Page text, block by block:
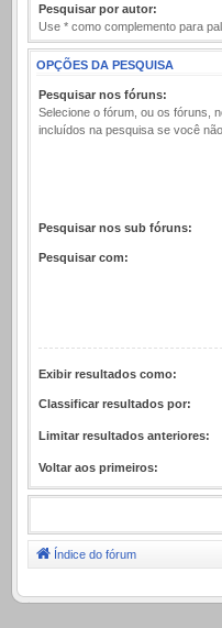
Pesquisar por autor:
Use * como complemento para
OPÇÕES DA PESQUISA
Pesquisar nos fóruns:
Selecione o fórum, ou os fóruns,
incluídos na pesquisa se você
Pesquisar nos sub fóruns:
Pesquisar com:
Exibir resultados como:
Classificar resultados por:
Limitar resultados anteriores:
Voltar aos primeiros:
Índice do fórum
.